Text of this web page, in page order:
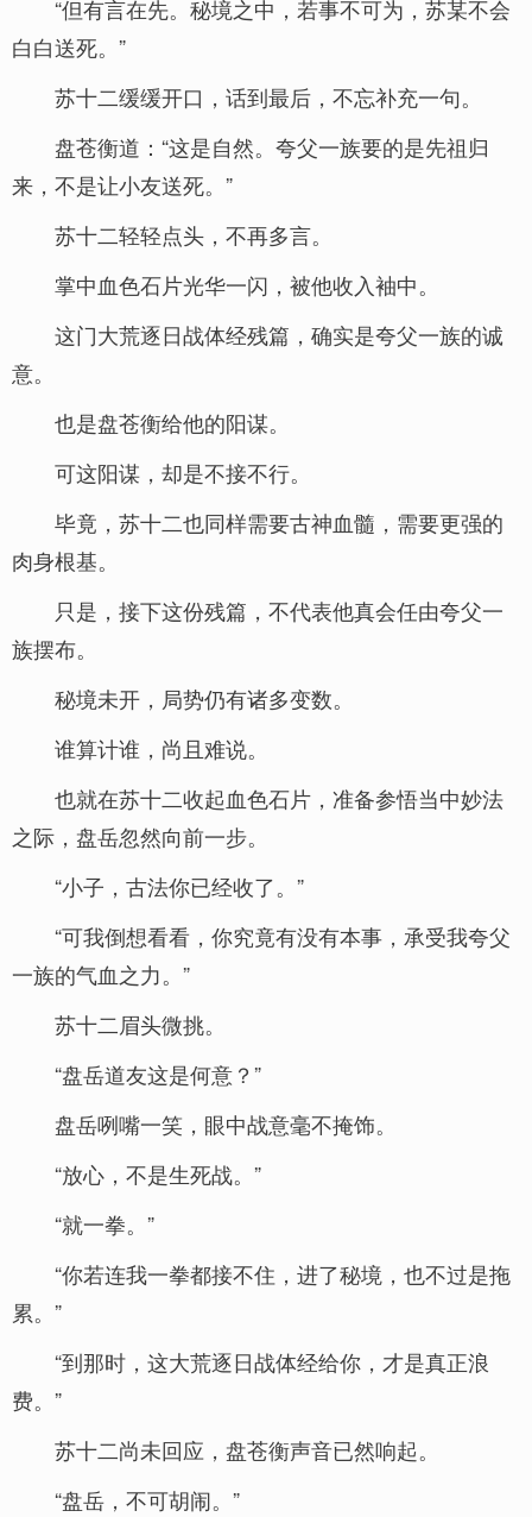
“但有言在先。秘境之中，若事不可为，苏某不会
白白送死。”
苏十二缓缓开口，话到最后，不忘补充一句。
盘苍衡道：“这是自然。夸父一族要的是先祖归
来，不是让小友送死。”
苏十二轻轻点头，不再多言。
掌中血色石片光华一闪，被他收入袖中。
这门大荒逐日战体经残篇，确实是夸父一族的诚
意。
也是盘苍衡给他的阳谋。
可这阳谋，却是不接不行。
毕竟，苏十二也同样需要古神血髓，需要更强的
肉身根基。
只是，接下这份残篇，不代表他真会任由夸父一
族摆布。
秘境未开，局势仍有诸多变数。
谁算计谁，尚且难说。
也就在苏十二收起血色石片，准备参悟当中妙法
之际，盘岳忽然向前一步。
“小子，古法你已经收了。”
“可我倒想看看，你究竟有没有本事，承受我夸父
一族的气血之力。”
苏十二眉头微挑。
“盘岳道友这是何意？”
盘岳咧嘴一笑，眼中战意毫不掩饰。
“放心，不是生死战。”
“就一拳。”
“你若连我一拳都接不住，进了秘境，也不过是拖
累。”
“到那时，这大荒逐日战体经给你，才是真正浪
费。”
苏十二尚未回应，盘苍衡声音已然响起。
“盘岳，不可胡闹。”